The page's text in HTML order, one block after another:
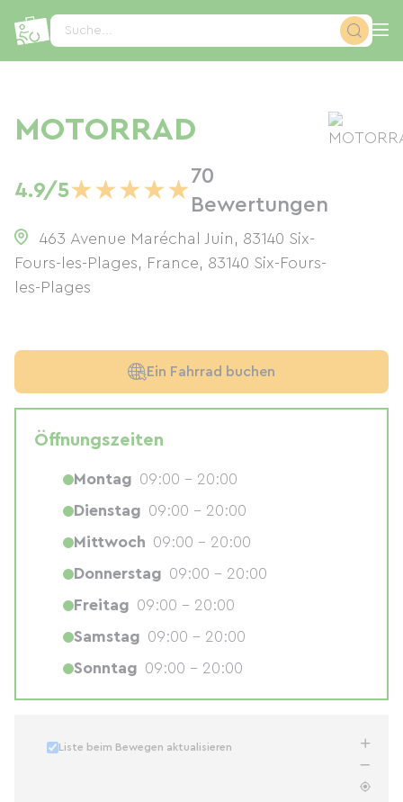
Suche...
MOTORRAD
4.9/5★★★★★
70
Bewertungen
463 Avenue Maréchal Juin, 83140 Six-
Fours-les-Plages, France, 83140 Six-Fours-
les-Plages
Liste beim Bewegen aktualisieren
Ein Fahrrad buchen
Öffnungszeiten
Montag 09:00 - 20:00
Dienstag 09:00 - 20:00
Mittwoch 09:00 - 20:00
Donnerstag 09:00 - 20:00
Freitag 09:00 - 20:00
Samstag 09:00 - 20:00
Sonntag 09:00 - 20:00
Cookie-Einstellungen